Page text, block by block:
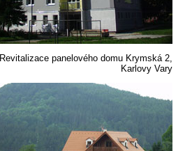
Revitalizace panelového domu Krymská 2,
Karlovy Vary